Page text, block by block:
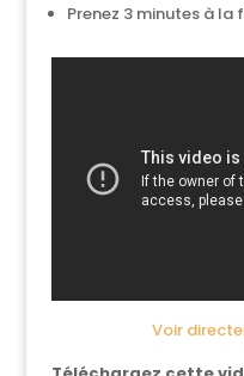
Prenez 3 minutes à la
Voir